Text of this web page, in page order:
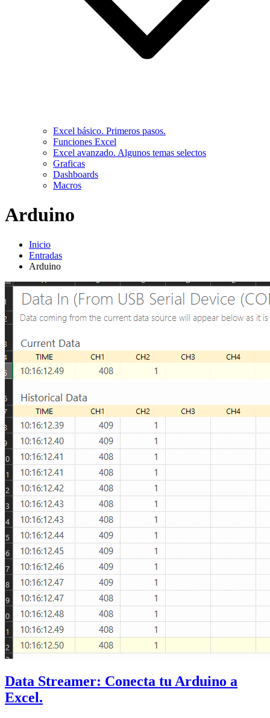
Excel básico. Primeros pasos.
Funciones Excel
Excel avanzado. Algunos temas selectos
Graficas
Dashboards
Macros
Arduino
Inicio
Entradas
Arduino
Data Streamer: Conecta tu Arduino a
Excel.